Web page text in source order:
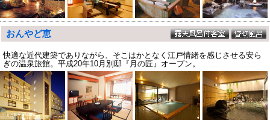
おんやど恵
快適な近代建築でありながら、そこはかとなく江戸情緒を感じさせる安ら
ぎの温泉旅館。平成20年10月別邸『月の匠』オープン。